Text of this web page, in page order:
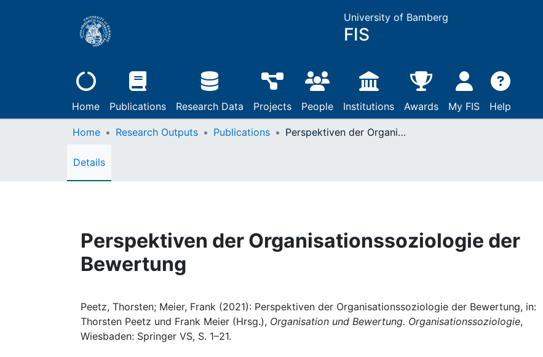
University of Bamberg
FIS
Home Publications Research Data Projects People Institutions Awards My FIS Help
Home Research Outputs Publications Perspektiven der Organisationssoziologie der Bewertung
Details
Perspektiven der Organisationssoziologie der
Bewertung
Peetz, Thorsten; Meier, Frank (2021): Perspektiven der Organisationssoziologie der Bewertung, in:
Thorsten Peetz und Frank Meier (Hrsg.), Organisation und Bewertung. Organisationssoziologie,
Wiesbaden: Springer VS, S. 1–21.